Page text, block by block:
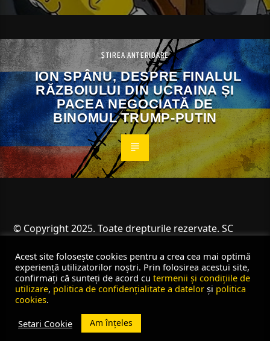
ȘTIREA ANTERIOARE
ION SPÂNU, DESPRE FINALUL
RĂZBOIULUI DIN UCRAINA ȘI
PACEA NEGOCIATĂ DE
BINOMUL TRUMP-PUTIN
© Copyright 2025. Toate drepturile rezervate. SC
Acest site folosește cookies pentru a crea cea mai optimă
experiență utilizatorilor noștri. Prin folosirea acestui site,
confirmați că sunteți de acord cu termenii și condițiile de
utilizare, politica de confidențialitate a datelor și politica
cookies.
Setari Cookie
Am înțeles